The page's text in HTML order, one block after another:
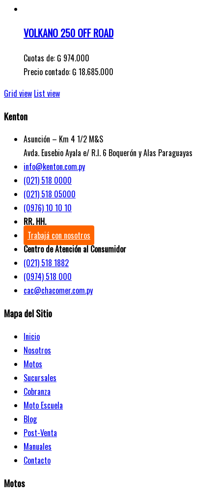
VOLKANO 250 OFF ROAD
Cuotas de:₲ 974.000
Precio contado: ₲ 18.685.000
Grid view List view
Kenton
Asunción – Km 4 1/2 M&S
Avda. Eusebio Ayala e/ R.I. 6 Boquerón y Alas Paraguayas
info@kenton.com.py
(021) 518 0000
(021) 518 05000
(0976) 10 10 10
RR. HH.
Trabajá con nosotros
Centro de Atención al Consumidor
(021) 518 1882
(0974) 518 000
cac@chacomer.com.py
Mapa del Sitio
Inicio
Nosotros
Motos
Sucursales
Cobranza
Moto Escuela
Blog
Post-Venta
Manuales
Contacto
Motos